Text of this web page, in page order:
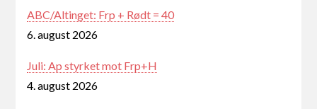
ABC/Altinget: Frp + Rødt = 40
6. august 2026
Juli: Ap styrket mot Frp+H
4. august 2026